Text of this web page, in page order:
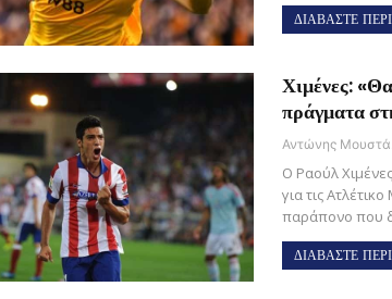
ΔΙΑΒΑΣΤΕ
Χιμένες:
πράγματα
Ο Ραούλ
για τις
παράπονο που
ΔΙΑΒΑΣΤΕ